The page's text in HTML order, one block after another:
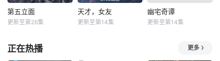
第五立面
更新至第26集
天才，女友
更新至第14集
幽宅奇谭
更新至第14集
正在热播 更多